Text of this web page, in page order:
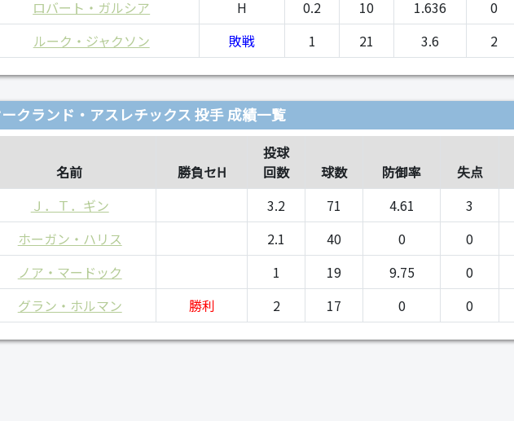
ロバート・ガルシア
H 0.2 10 1.636 0
ルーク・ジャクソン
敗戦 1 21 3.6 2
クランド・アスレチックス 投手 成績一覧
名前 勝負セH
投球
回数
球数 防御率 失点
Ｊ．Ｔ．ギン
3.2 71 4.61 3
ホーガン・ハリス
2.1 40 0 0
ノア・マードック
1 19 9.75 0
グラン・ホルマン
勝利 2 17 0 0